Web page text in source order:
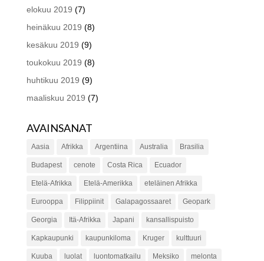
elokuu 2019 (7)
heinäkuu 2019 (8)
kesäkuu 2019 (9)
toukokuu 2019 (8)
huhtikuu 2019 (9)
maaliskuu 2019 (7)
AVAINSANAT
Aasia Afrikka Argentiina Australia Brasilia
Budapest cenote Costa Rica Ecuador
Etelä-Afrikka Etelä-Amerikka eteläinen Afrikka
Eurooppa Filippiinit Galapagossaaret Geopark
Georgia Itä-Afrikka Japani kansallispuisto
Kapkaupunki kaupunkiloma Kruger kulttuuri
Kuuba luolat luontomatkailu Meksiko melonta